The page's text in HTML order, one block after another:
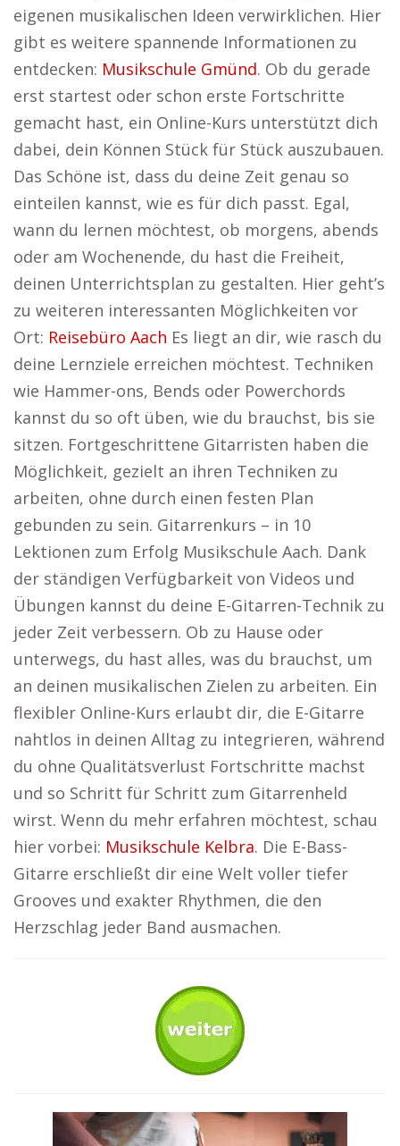
eigenen musikalischen Ideen verwirklichen. Hier
gibt es weitere spannende Informationen zu
entdecken: Musikschule Gmünd. Ob du gerade
erst startest oder schon erste Fortschritte
gemacht hast, ein Online-Kurs unterstützt dich
dabei, dein Können Stück für Stück auszubauen.
Das Schöne ist, dass du deine Zeit genau so
einteilen kannst, wie es für dich passt. Egal,
wann du lernen möchtest, ob morgens, abends
oder am Wochenende, du hast die Freiheit,
deinen Unterrichtsplan zu gestalten. Hier geht’s
zu weiteren interessanten Möglichkeiten vor
Ort: Reisebüro Aach Es liegt an dir, wie rasch du
deine Lernziele erreichen möchtest. Techniken
wie Hammer-ons, Bends oder Powerchords
kannst du so oft üben, wie du brauchst, bis sie
sitzen. Fortgeschrittene Gitarristen haben die
Möglichkeit, gezielt an ihren Techniken zu
arbeiten, ohne durch einen festen Plan
gebunden zu sein. Gitarrenkurs – in 10
Lektionen zum Erfolg Musikschule Aach. Dank
der ständigen Verfügbarkeit von Videos und
Übungen kannst du deine E-Gitarren-Technik zu
jeder Zeit verbessern. Ob zu Hause oder
unterwegs, du hast alles, was du brauchst, um
an deinen musikalischen Zielen zu arbeiten. Ein
flexibler Online-Kurs erlaubt dir, die E-Gitarre
nahtlos in deinen Alltag zu integrieren, während
du ohne Qualitätsverlust Fortschritte machst
und so Schritt für Schritt zum Gitarrenheld
wirst. Wenn du mehr erfahren möchtest, schau
hier vorbei: Musikschule Kelbra. Die E-Bass-
Gitarre erschließt dir eine Welt voller tiefer
Grooves und exakter Rhythmen, die den
Herzschlag jeder Band ausmachen.